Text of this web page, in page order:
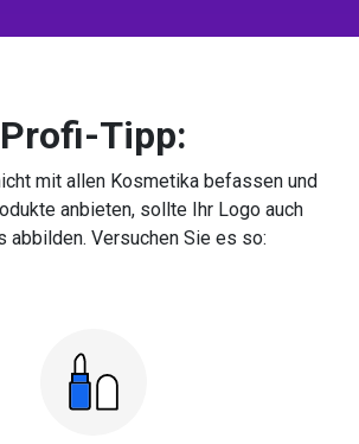
Profi-Tipp:
mit allen Kosmetika befassen und
anbieten, sollte Ihr Logo auch
abbilden. Versuchen Sie es so: